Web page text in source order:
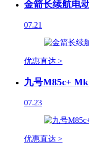
金箭长续航电
07.21
优惠直达 >
九号M85c+
07.23
优惠直达 >